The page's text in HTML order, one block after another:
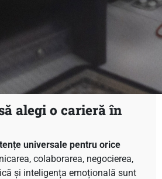
alegi o carieră în
universale pentru orice
colaborarea, negocierea,
și inteligența emoțională sunt